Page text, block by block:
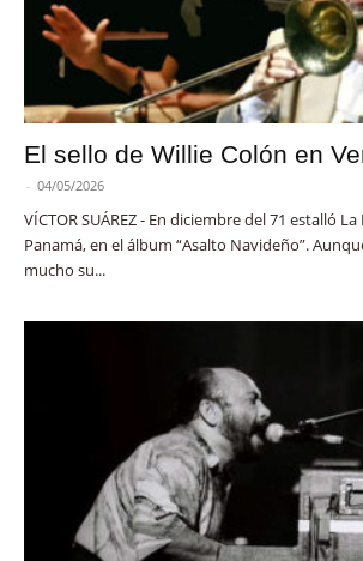
El sello de Willie Colón en
- 04/05/2026
VÍCTOR SUÁREZ - En diciembre del 71 estalló
Panamá, en el álbum “Asalto Navideño”.
mucho su...